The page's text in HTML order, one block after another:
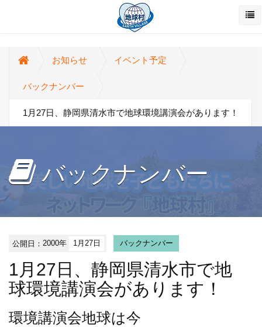
お知らせ イベント予定
バックナンバー
1月27日、静岡県清水市で地球環境講演会があります！
バックナンバー
公開日：2000年 1月27日 バックナンバー
1月27日、静岡県清水市で地
球環境講演会があります！
環境講演会地球は今